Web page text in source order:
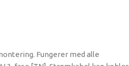
Fungerer med alle